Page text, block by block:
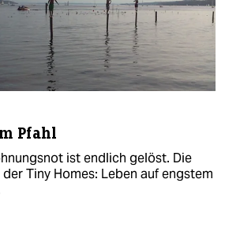
Pfahl
ist endlich gelöst. Die
Tiny Homes: Leben auf engstem